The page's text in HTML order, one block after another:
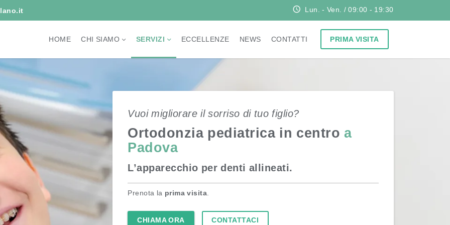
Lun. - Ven. / 09:00 - 19:30
HOME CHI SIAMO SERVIZI ECCELLENZE NEWS CONTATTI PRIMA VISITA
Vuoi migliorare il sorriso di tuo figlio?
Ortodonzia pediatrica in centroa
Padova
L’apparecchio per denti allineati.
Prenota la prima visita.
CHIAMA ORA CONTATTACI